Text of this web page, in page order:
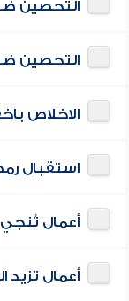
التحصين ضد
التحصين ضد
الاخلاص
استقبال
أعمال تُنجي
أعمال تزيد